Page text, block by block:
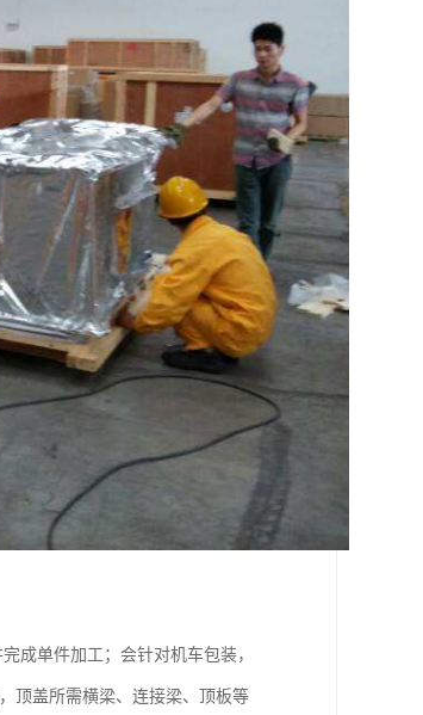
成单件加工；会针对机车包装，
顶盖所需横梁、连接梁、顶板等